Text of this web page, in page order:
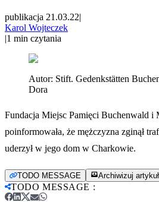
publikacja 21.03.22|
Karol Wojteczek
|1 min czytania
Autor: Stift. Gedenkstätten
Dora
Fundacja Miejsc Pamięci Buchenwald i
poinformowała, że mężczyzna zginął
uderzył w jego dom w Charkowie.
TODO MESSAGE Archiwizuj artykuł
TODO MESSAGE :